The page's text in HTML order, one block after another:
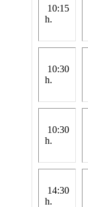
10:15
h.
10:30
h.
10:30
h.
14:30
h.